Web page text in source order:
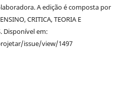
A edição é composta por
CRITICA, TEORIA E
Disponível em:
issue/view/1497